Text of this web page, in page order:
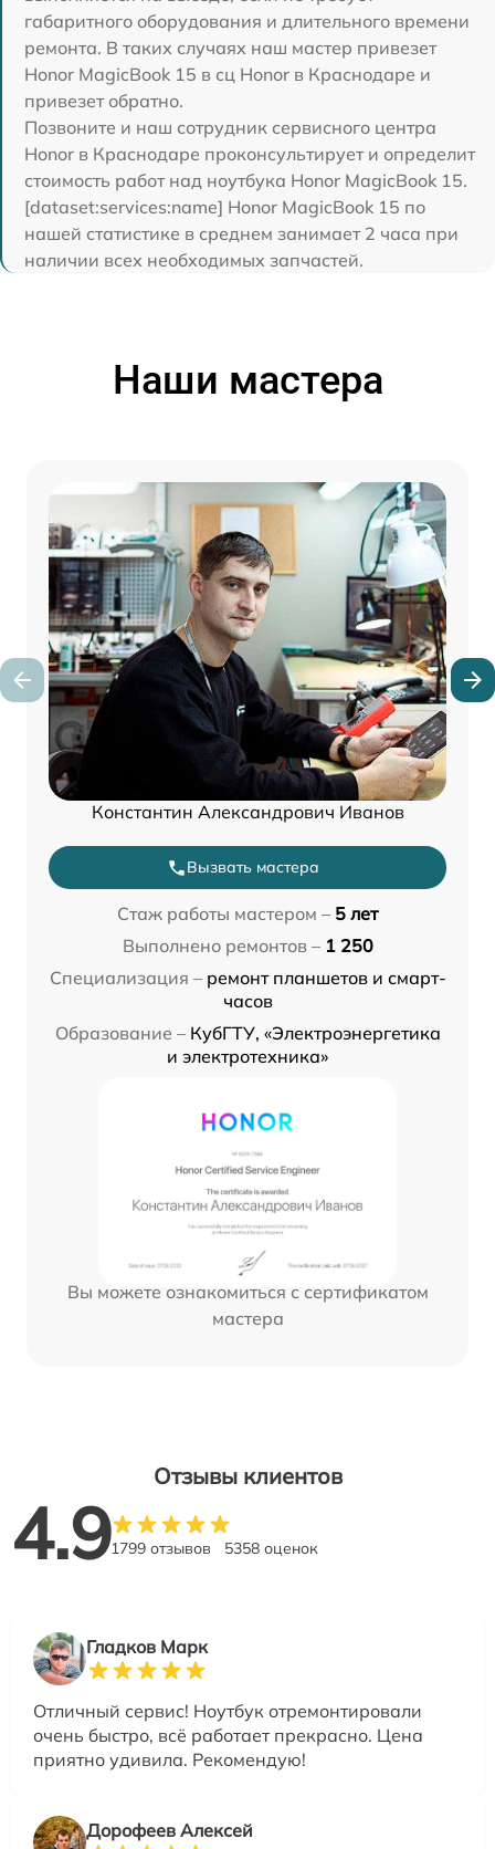
габаритного оборудования и длительного времени
ремонта. В таких случаях наш мастер привезет
Honor MagicBook 15 в сц Honor в Краснодаре и
привезет обратно.
Позвоните и наш сотрудник сервисного центра
Honor в Краснодаре проконсультирует и определит
стоимость работ над ноутбука Honor MagicBook 15.
[dataset:services:name] Honor MagicBook 15 по
нашей статистике в среднем занимает 2 часа при
наличии всех необходимых запчастей.
Наши мастера
Константин Александрович Иванов
Вызвать мастера
Стаж работы мастером – 5 лет
Выполнено ремонтов – 1 250
Специализация – ремонт планшетов и смарт-
часов
Образование – КубГТУ, «Электроэнергетика
и электротехника»
Вы можете ознакомиться с сертификатом
мастера
Отзывы клиентов
4.91799 отзывов 5358 оценок
Гладков Марк
Отличный сервис! Ноутбук отремонтировали
очень быстро, всё работает прекрасно. Цена
приятно удивила. Рекомендую!
Дорофеев Алексей